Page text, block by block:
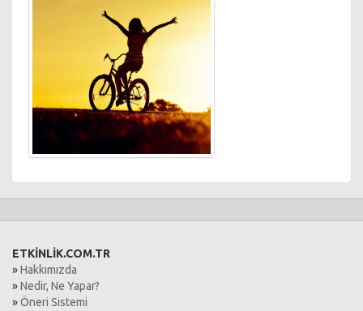
ETKİNLİK.COM.TR
»Hakkımızda
»Nedir, Ne Yapar?
»Öneri Sistemi